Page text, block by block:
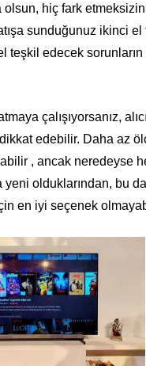
olsun, hiç fark
sunduğunuz ikinci
teşkil edecek sorunların
çalışıyorsanız,
edebilir. Daha az
, ancak neredeyse
olduklarından, bu
en iyi seçenek